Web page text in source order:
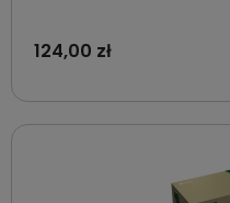
124,00 zł